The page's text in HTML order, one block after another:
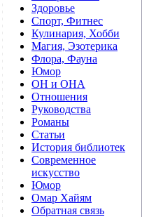
Здоровье
Спорт, Фитнес
Кулинария, Хобби
Магия, Эзотерика
Флора, Фауна
Юмор
ОН и ОНА
Отношения
Руководства
Романы
Статьи
История библиотек
Современное
искусство
Юмор
Омар Хайям
Обратная связь